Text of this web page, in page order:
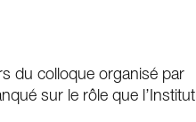
du colloque organisé par
sur le rôle que l’Institut